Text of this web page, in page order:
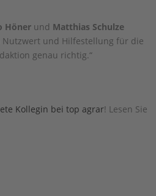
Hönerund Matthias Schulze
Nutzwert und Hilfestellung für die
genau richtig.“
Kollegin bei top agrar! Lesen Sie